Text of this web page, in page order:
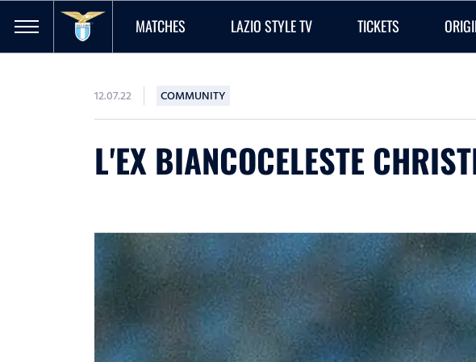
MATCHES LAZIO STYLE TV TICKETS
12.07.22 COMMUNITY
L'EX BIANCOCELESTE